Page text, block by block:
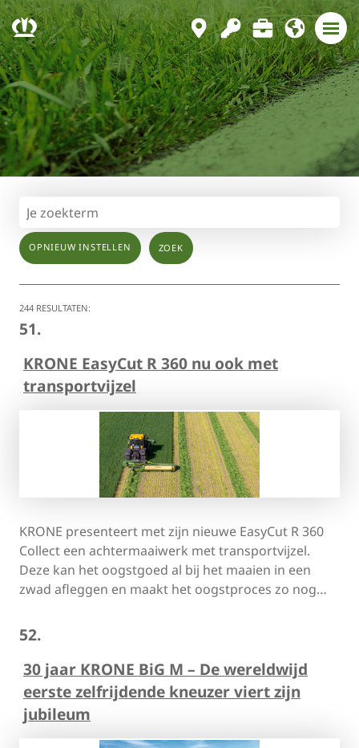
OPNIEUW INSTELLEN
244 RESULTATEN:
51.
KRONE EasyCut R 360 nu ook met
transportvijzel
KRONE presenteert met zijn nieuwe EasyCut R 360
Collect een achtermaaiwerk met transportvijzel.
Deze kan het oogstgoed al bij het maaien in een
zwad afleggen en maakt het oogstproces zo nog…
52.
30 jaar KRONE BiG M – De wereldwijd
eerste zelfrijdende kneuzer viert zijn
jubileum